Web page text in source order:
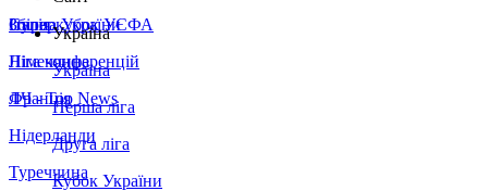
Збірна України
Італія
Німеччина
Франція
Нідерланди
Туреччина
Суперкубок УЄФА
Ліга конференцій
ЛЧ - Top News
Україна
Україна
Перша ліга
Друга ліга
Кубок України